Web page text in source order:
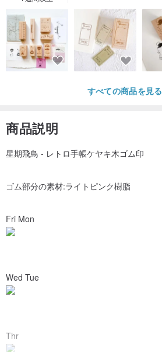
すべての商品を見る
商品説明
星期飛鳥 - レトロ手帳ケヤキ木ゴム印
ゴム部分の素材:ライトピンク樹脂
Fri Mon
Wed Tue
Thr